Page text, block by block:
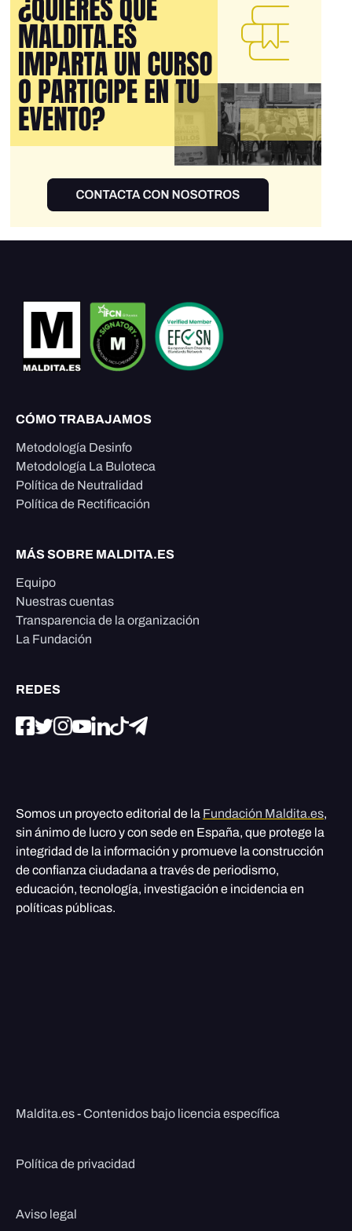
CÓMO TRABAJAMOS
Metodología Desinfo
Metodología La Buloteca
Política de Neutralidad
Política de Rectificación
MÁS SOBRE MALDITA.ES
Equipo
Nuestras cuentas
Transparencia de la organización
La Fundación
REDES
Somos un proyecto editorial de la Fundación Maldita.es,
sin ánimo de lucro y con sede en España, que protege la
integridad de la información y promueve la construcción
de confianza ciudadana a través de periodismo,
educación, tecnología, investigación e incidencia en
políticas públicas.
Maldita.es - Contenidos bajo licencia específica
Política de privacidad
Aviso legal